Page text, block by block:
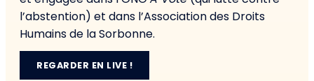
l’abstention) et dans l’Association des Droits
Humains de la Sorbonne.
REGARDER EN LIVE !